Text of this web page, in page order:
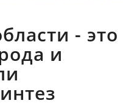
- это
и